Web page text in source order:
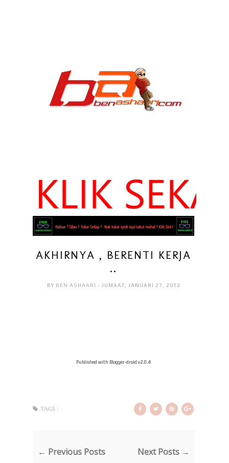
AKHIRNYA , BERENTI KERJA
..
BY BEN ASHAARI - JUMAAT, JANUARI 27, 2012
Published with Blogger-droid v2.0.4
TAGS :
← Previous Posts Next Posts →